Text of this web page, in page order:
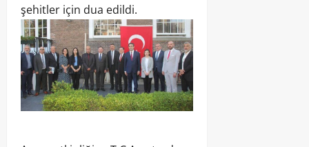
şehitler için dua edildi.